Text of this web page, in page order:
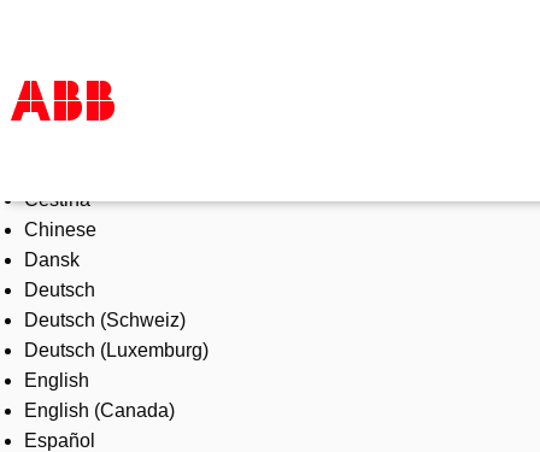
Products & Solutions
Industries
Services
About us
Where to buy
Contact us
Careers
Čeština
Chinese
Dansk
Deutsch
Deutsch (Schweiz)
Deutsch (Luxemburg)
English
English (Canada)
Español